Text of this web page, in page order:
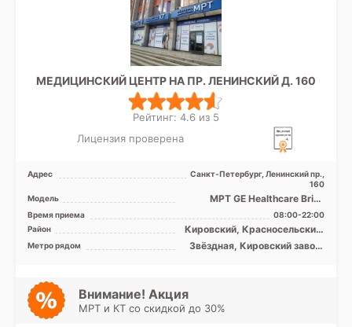
МЕДИЦИНСКИЙ ЦЕНТР НА ПР. ЛЕНИНСКИЙ Д. 160
Рейтинг: 4.6 из 5
Лицензия проверена
Адрес
Санкт-Петербург, Ленинский пр.,
160
Модель
МРТ GE Healthcare Brivo
MR355 1.5Т закрытый тип,
КТ GЕ Optima CT 520 1 ...
Время приема
08:00-22:00
Район
Кировский, Красносельский,
Колпинский, Московский,
Пушкинский, Лен. область
Метро рядом
Звёздная, Кировский завод,
Проспект Славы, Дунайская,
Шушары, Юго-Западная,
Внимание! Акция
МРТ и КТ со скидкой до 30%